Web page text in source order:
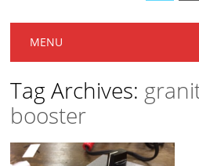
Main menu
MENU
Tag Archives:
booster